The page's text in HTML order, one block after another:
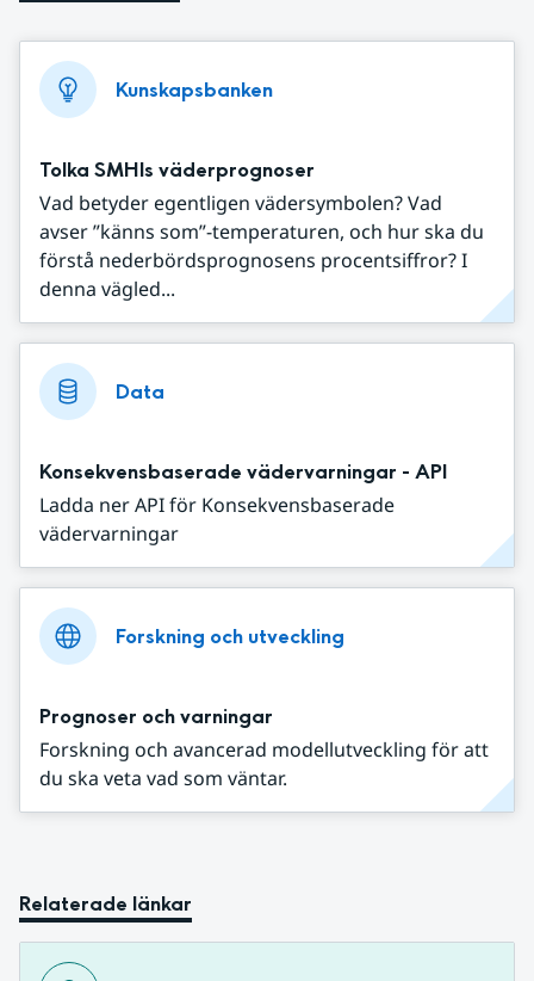
Kunskapsbanken
Tolka SMHIs väderprognoser
Vad betyder egentligen vädersymbolen? Vad
avser ”känns som”-temperaturen, och hur ska du
förstå nederbördsprognosens procentsiffror? I
denna vägled...
Data
Konsekvensbaserade vädervarningar - API
Ladda ner API för Konsekvensbaserade
vädervarningar
Forskning och utveckling
Prognoser och varningar
Forskning och avancerad modellutveckling för att
du ska veta vad som väntar.
Relaterade länkar